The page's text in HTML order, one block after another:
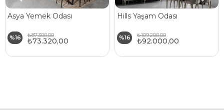
Asya Yemek Odası
%16 ₺73.320,00
₺87.300,00
Hills Yaşam Odası
%16 ₺92.000,00
₺109.200,00